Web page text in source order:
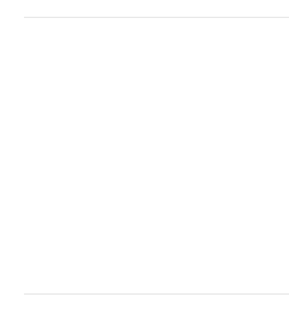
Волгоградская область